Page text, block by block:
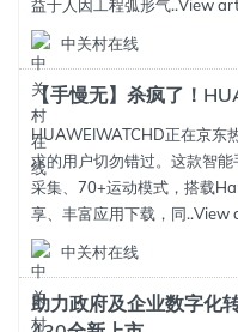
益于人因工程弧形气..View
中关村在线
【手慢无】杀疯了！
HUAWEIWATCHD正在京东
求的用户切勿错过。这款智
采集、70+运动模式，搭载
享、丰富应用下载，同..View
中关村在线
助力政府及企业数字化